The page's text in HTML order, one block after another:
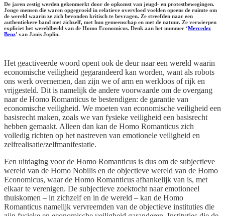
De jaren zestig werden gekenmerkt door de opkomst van jeugd- en protestbewegingen.
Jonge mensen die waren opgegroeid in relatieve overvloed voelden opeens de ruimte om
de wereld waarin ze zich bevonden kritisch te bevragen. Ze streefden naar een
authentiekere band met zichzelf, met hun gemeenschap en met de natuur. Ze verwierpen
expliciet het wereldbeeld van de Homo Economicus. Denk aan het nummer ‘Mercedez
Benz’ van Janis Joplin.
Het geactiveerde woord opent ook de deur naar een wereld waarin
economische veiligheid gegarandeerd kan worden, want als robots
ons werk overnemen, dan zijn we of arm en werkloos of rijk en
vrijgesteld. Dit is namelijk de andere voorwaarde om de overgang
naar de Homo Romanticus te bestendigen: de garantie van
economische veiligheid. We moeten van economische veiligheid een
basisrecht maken, zoals we van fysieke veiligheid een basisrecht
hebben gemaakt. Alleen dan kan de Homo Romanticus zich
volledig richten op het nastreven van emotionele veiligheid en
zelfrealisatie/zelfmanifestatie.
Een uitdaging voor de Homo Romanticus is dus om de subjectieve
wereld van de Homo Nobilis en de objectieve wereld van de Homo
Economicus, waar de Homo Romanticus afhankelijk van is, met
elkaar te verenigen. De subjectieve zoektocht naar emotioneel
thuiskomen – in zichzelf en in de wereld – kan de Homo
Romanticus namelijk vervreemden van de objectieve instituties die